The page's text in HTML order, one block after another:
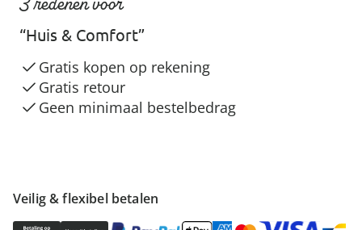
Veilig & flexibel betalen
“Huis & Comfort”
Gratis kopen op rekening
Gratis retour
Geen minimaal bestelbedrag